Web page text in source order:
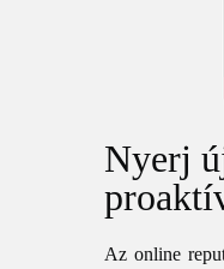
Nyerj
Az online